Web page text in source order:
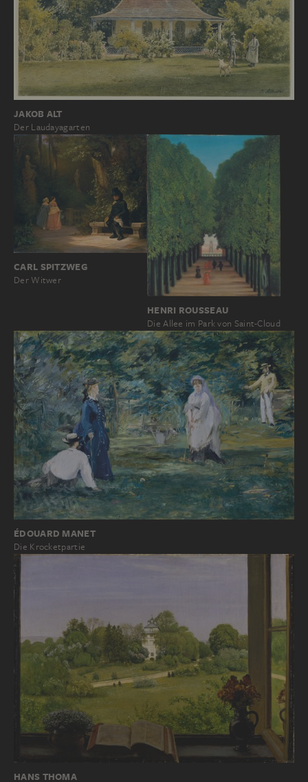
JAKOB ALT
Der Laudayagarten
CARL SPITZWEG
Der Witwer
HENRI ROUSSEAU
Die Allee im Park von Saint-Cloud
ÉDOUARD MANET
Die Krocketpartie
HANS THOMA